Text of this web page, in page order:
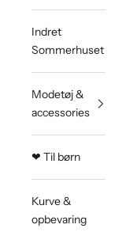
Indret
Sommerhuset
Modetøj &
accessories
❤︎ Til børn
Kurve &
opbevaring